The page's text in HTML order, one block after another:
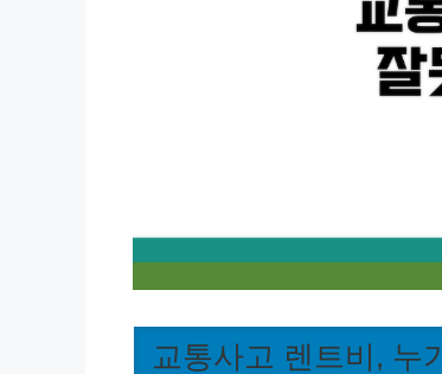
교통사고 렌트비, 누